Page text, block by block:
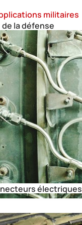
la défense
militaires
électriques